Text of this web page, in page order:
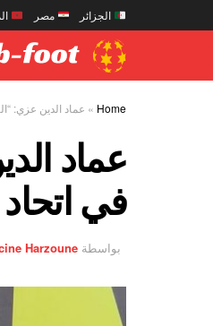
الجزائر مصر
Home
» عماد الدين عزي:
عماد
في
بواسطة Harzoune